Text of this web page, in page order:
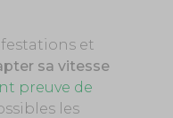
et
sa vitesse
preuve de
les